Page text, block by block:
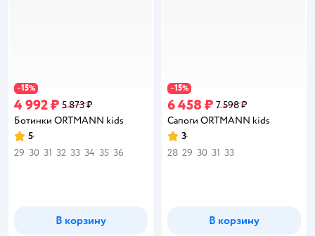
−15%
4 992 ₽ 5 873 ₽
Ботинки ORTMANN kids
Рейтинг:
5
29 30 31 32 33 34 35 36
В корзину
−15%
6 458 ₽ 7 598 ₽
Сапоги ORTMANN kids
Рейтинг:
3
28 29 30 31 33
В корзину